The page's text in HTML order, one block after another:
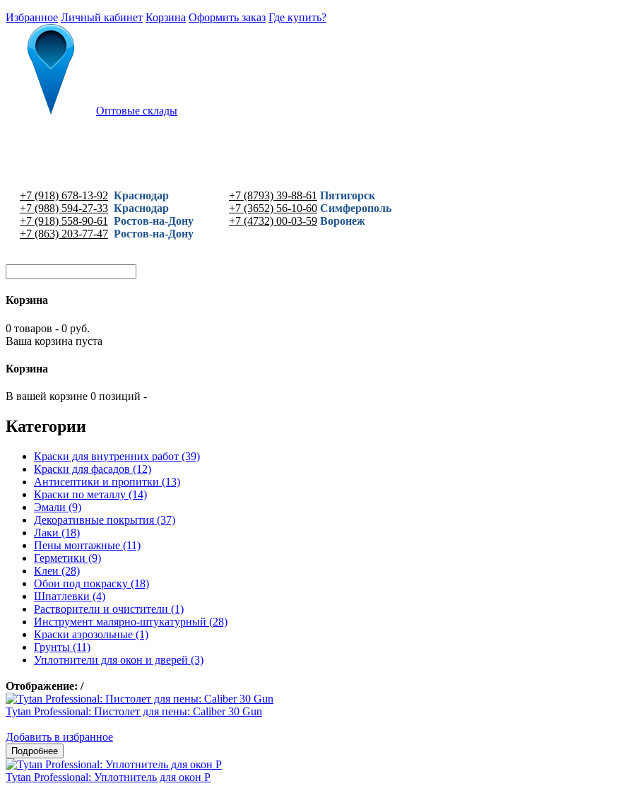
Избранное Личный кабинет Корзина Оформить заказ Где купить?
Оптовые склады
+7 (918) 678-13-92 Краснодар
+7 (988) 594-27-33 Краснодар
+7 (918) 558-90-61
Ростов-на-Дону
+7 (863) 203-77-47 Ростов-на-Дону
+7 (8793) 39-88-61 Пятигорск
+7 (3652) 56-10-60 Симферополь
+7 (4732) 00-03-59 Воронеж
Корзина
0 товаров - 0 руб.
Ваша корзина пуста
Корзина
В вашей корзине 0 позиций -
Категории
Краски для внутренних работ (39)
Краски для фасадов (12)
Антисептики и пропитки (13)
Краски по металлу (14)
Эмали (9)
Декоративные покрытия (37)
Лаки (18)
Пены монтажные (11)
Герметики (9)
Клеи (28)
Обои под покраску (18)
Шпатлевки (4)
Растворители и очистители (1)
Инструмент малярно-штукатурный (28)
Краски аэрозольные (1)
Грунты (11)
Уплотнители для окон и дверей (3)
Отображение: /
Tytan Professional: Пистолет для пены: Caliber 30 Gun
Добавить в избранное
Tytan Professional: Уплотнитель для окон P